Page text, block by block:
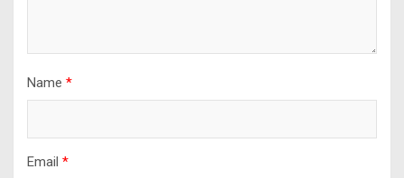
Name *
Email *